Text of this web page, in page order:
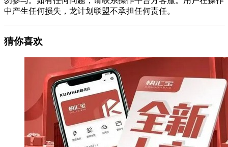
中产生任何损失，龙计划联盟不承担任何责任。
猜你喜欢